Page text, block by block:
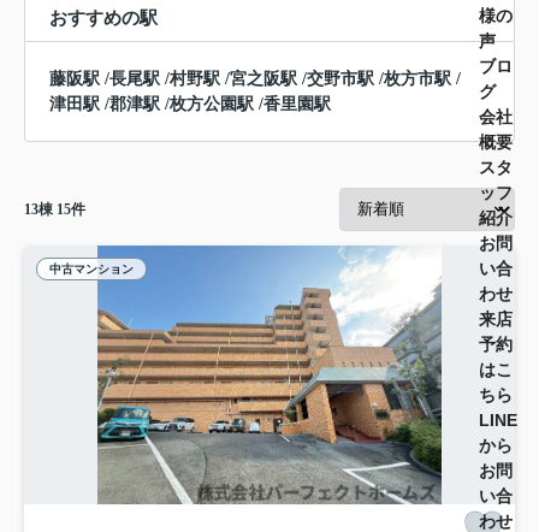
様の
声
ブロ
グ
会社
概要
スタ
ッフ
紹介
お問
い合
わせ
来店
予約
はこ
ちら
LINE
から
お問
い合
わせ
おすすめの駅
藤阪駅 /長尾駅 /村野駅 /宮之阪駅 /交野市駅 /枚方市駅 /
津田駅 /郡津駅 /枚方公園駅 /香里園駅
13棟 15件
中古マンション